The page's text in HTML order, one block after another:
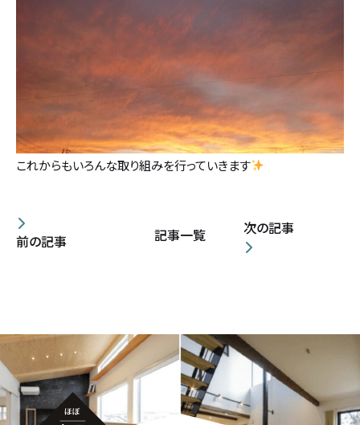
これからもいろんな取り組みを行っていきます
前の記事 記事一覧 次の記事